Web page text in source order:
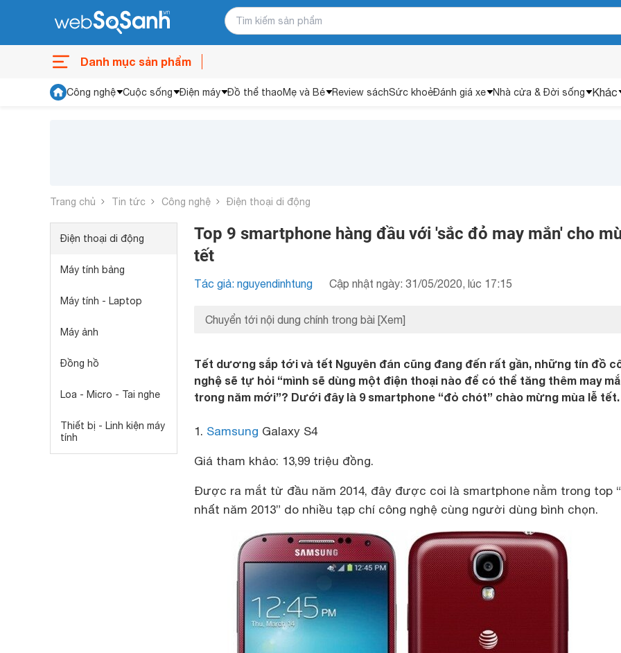
Danh mục sản phẩm
Công nghệ Cuộc sống Điện máy Đồ thể thaoMẹ và Bé Review sáchSức khoẻĐánh giá xe Nhà cửa & Đời sống Khác
Trang chủ Tin tức Công nghệ Điện thoại di động
Điện thoại di động
Máy tính bảng
Máy tính - Laptop
Máy ảnh
Đồng hồ
Loa - Micro - Tai nghe
Thiết bị - Linh kiện máy
tính
Top 9 smartphone hàng đầu với 'sắc đỏ may mắn' cho
tết
Tác giả: nguyendinhtung Cập nhật ngày: 31/05/2020, lúc 17:15
Chuyển tới nội dung chính trong bài [Xem]
Tết dương sắp tới và tết Nguyên đán cũng đang đến rất gần, những tín đồ
nghệ sẽ tự hỏi “mình sẽ dùng một điện thoại nào để có thể tăng thêm may
trong năm mới”? Dưới đây là 9 smartphone “đỏ chót” chào mừng mùa lễ tết.
1. Samsung Galaxy S4
Giá tham khảo: 13,99 triệu đồng.
Được ra mắt từ đầu năm 2014, đây được coi là smartphone nằm trong top
nhất năm 2013” do nhiều tạp chí công nghệ cùng người dùng bình chọn.